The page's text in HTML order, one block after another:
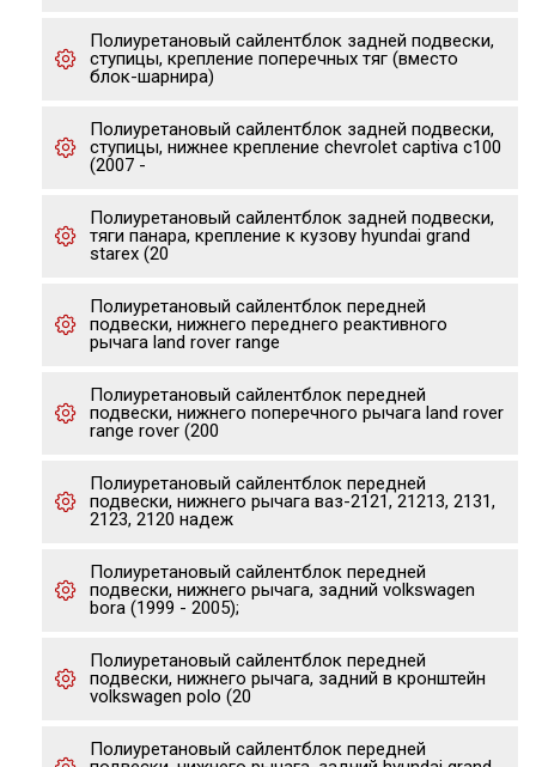
Полиуретановый сайлентблок задней подвески,
ступицы, крепление поперечных тяг (вместо
блок-шарнира)
Полиуретановый сайлентблок задней подвески,
ступицы, нижнее крепление chevrolet captiva c100
(2007 -
Полиуретановый сайлентблок задней подвески,
тяги панара, крепление к кузову hyundai grand
starex (20
Полиуретановый сайлентблок передней
подвески, нижнего переднего реактивного
рычага land rover range
Полиуретановый сайлентблок передней
подвески, нижнего поперечного рычага land rover
range rover (200
Полиуретановый сайлентблок передней
подвески, нижнего рычага ваз-2121, 21213, 2131,
2123, 2120 надеж
Полиуретановый сайлентблок передней
подвески, нижнего рычага, задний volkswagen
bora (1999 - 2005);
Полиуретановый сайлентблок передней
подвески, нижнего рычага, задний в кронштейн
volkswagen polo (20
Полиуретановый сайлентблок передней